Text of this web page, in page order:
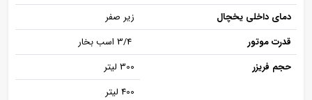
دمای داخلی یخچال
زیر صفر
قدرت موتور
حجم فریزر
300 لیتر
400 لیتر